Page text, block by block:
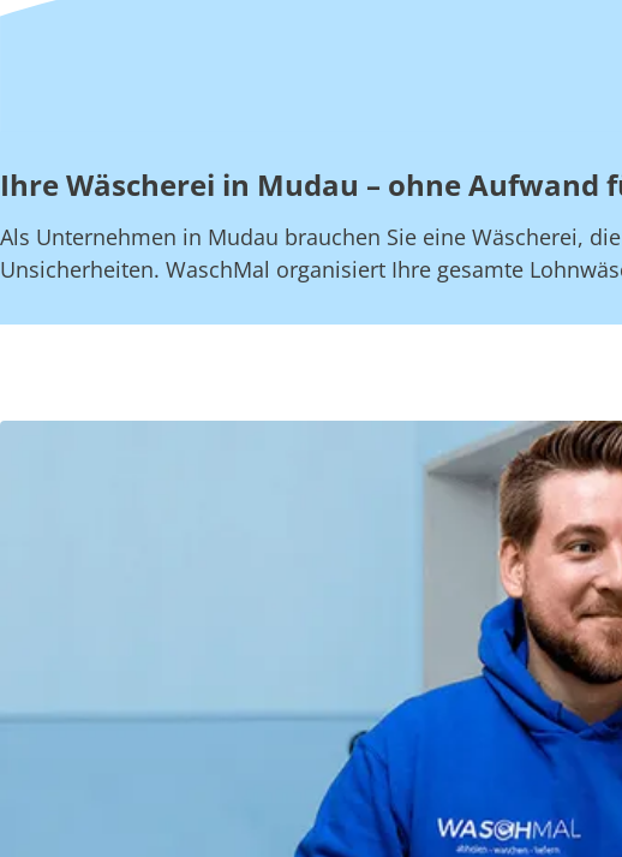
Ihre Wäscherei in Mudau – ohne Aufwand
Als Unternehmen in Mudau brauchen Sie eine Wäscherei,
Unsicherheiten. WaschMal organisiert Ihre gesamte